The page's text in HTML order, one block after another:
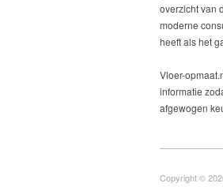
overzicht van
moderne
heeft als het
Vloer-
informatie
afgewogen
Copyright ©